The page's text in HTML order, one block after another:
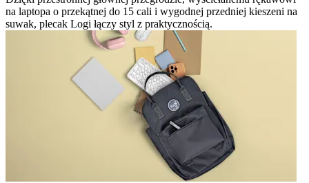
na laptopa o przekątnej do 15 cali i wygodnej przedniej kieszeni na
suwak, plecak Logi łączy styl z praktycznością.